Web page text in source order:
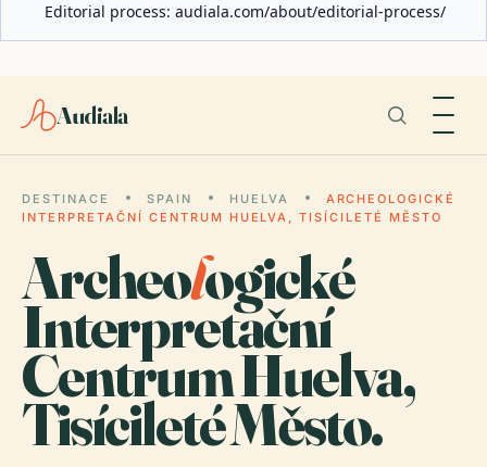
Editorial process: audiala.com/about/editorial-process/
Audiala
DESTINACE SPAIN HUELVA
ARCHEOLOGICKÉ
INTERPRETAČNÍ CENTRUM HUELVA, TISÍCILETÉ MĚSTO
Archeologické
Interpretační
Centrum Huelva,
Tisícileté Město.